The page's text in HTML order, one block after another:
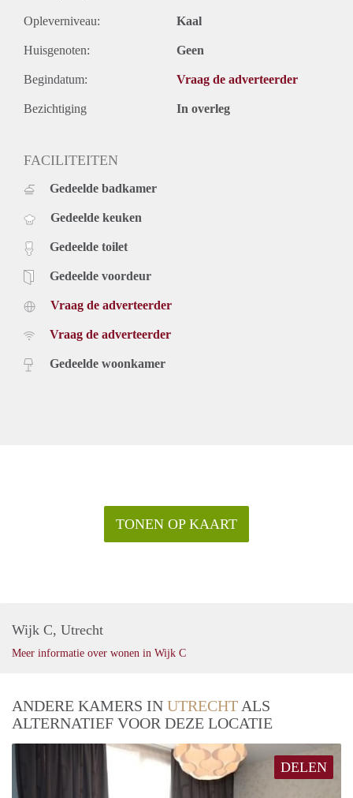
Opleverniveau: Kaal
Huisgenoten: Geen
Begindatum: Vraag de adverteerder
Bezichtiging In overleg
FACILITEITEN
Gedeelde badkamer
Gedeelde keuken
Gedeelde toilet
Gedeelde voordeur
Vraag de adverteerder
Vraag de adverteerder
Gedeelde woonkamer
TONEN OP KAART
Wijk C, Utrecht
Meer informatie over wonen in Wijk C
ANDERE KAMERS IN UTRECHTALS
ALTERNATIEF VOOR DEZE LOCATIE
DELEN